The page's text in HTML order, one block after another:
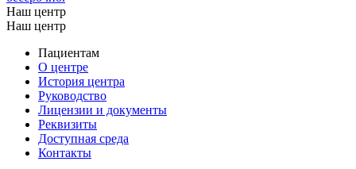
Наш центр
Наш центр
Пациентам
О центре
История центра
Руководство
Лицензии и документы
Реквизиты
Доступная среда
Контакты